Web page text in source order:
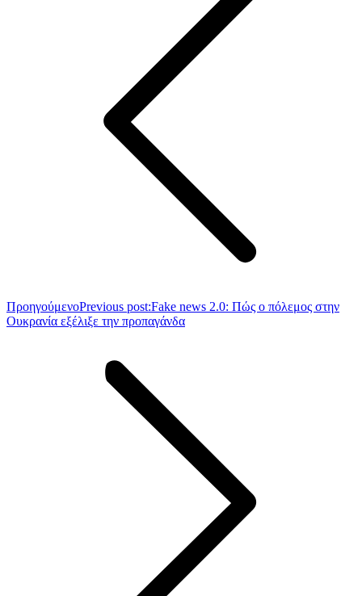
ΠροηγούμενοPrevious post:Fake news 2.0: Πώς ο πόλεμος στην
Ουκρανία εξέλιξε την προπαγάνδα